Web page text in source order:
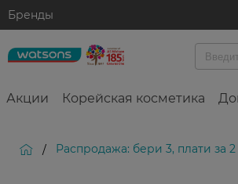
Бренды
Акции Корейская косметика
/ Распродажа: бери 3, плати за 2